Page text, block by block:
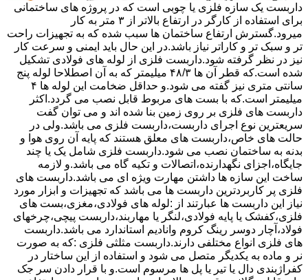
داربست یک سازه فلزی یا چوبی است که در پروژه های ساختمانی
برای استفاده از کارگر در ارتفاع بالاتر از ۳ متر به کار
میرود.گسترش ارتفاع ساختمان ها سبب شده که به تجهیزات راحت
تر و سبک تر و کاراتر نیاز باشد.در این حال باید ایمنی و سرعت کار
نیز در نظر گرفته شود.داربست فلزی از لوله های فولادی تشکیل
شده است.که قطر آن ها ۴۸/۳ میلیمتر که به آن اصطلاحا لوله پنج
سانتی متری نیز گفته می شود.و حداقل ضخامت این لوله ها ۴
میلیمتر است.که با بست های مربوط قابل نصب می گردد.اکثر
داربست های فلزی بر روی زمین بنا شده اند و می توان گفت
سریعترین نوع اجرای داربست،داربست فلزی می باشد.ولی در
حالت های خاص،داربست های معلق هستند که پایه آن روی هوا و
بدنه به ساختمان نصب می شود.داربست فلزی شامل یک یا چند
جایگاه،اجزای نگهدارنده،اتصالات و تکیه گاه می باشد.و لازمه
ساخت این سازه ها داشتن مهارت ویژه ای می باشد.داربست های
فلزی پر کاربردترین داربست ها می باشد که تجهیزات و ابزار مورد
نیاز این داربست ها عبارتند از :لوله های فولادی،مغزی،بست های
فلزی،کفشک یا پایه فولادی،لنگر یا مهاربند،داربست پیچی،چرخهای
فولاد،آچار دوسر رینگ کروم وانادیم استاندارد می باشد.داربست
های فلزی انواع مختلفی دارند.داربست مثلثی فلزی :که به صورت
نر و ماده به یکدیگر متصل می شود و استفاده از این ساختار در
کفراژبندی دال یا تیر یا پل ها مرسوم است.و با قرار دادن سر جک